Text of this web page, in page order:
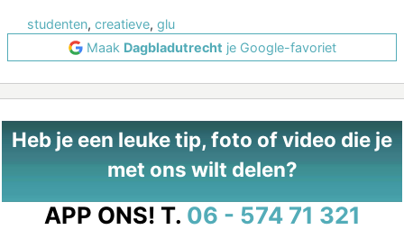
studenten, creatieve, glu
Maak Dagbladutrecht je Google-favoriet
Heb je een leuke tip, foto of video die je
met ons wilt delen?
APP ONS! T. 06 - 574 71 321